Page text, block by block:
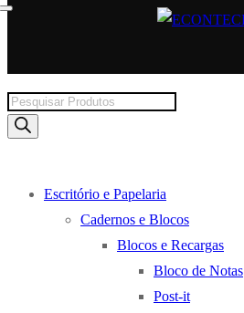
Products
search
Escritório e Papelaria
Cadernos e Blocos
Blocos e Recargas
Bloco de Notas
Post-it